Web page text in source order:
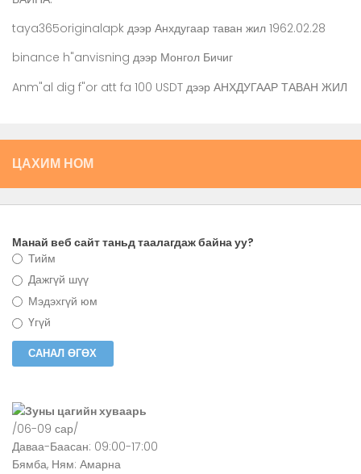
taya365originalapk дээр Анхдугаар таван жил 1962.02.28
binance h"anvisning дээр Монгол Бичиг
Anm"al dig f"or att fa 100 USDT дээр АНХДУГААР ТАВАН ЖИЛ
ЦАХИМ НОМ
Манай веб сайт таньд таалагдаж байна уу?
Тийм
Дажгүй шүү
Мэдэхгүй юм
Үгүй
Зуны цагийн хуваарь
/06-09 сар/
Даваа-Баасан: 09:00-17:00
Бямба, Ням: Амарна